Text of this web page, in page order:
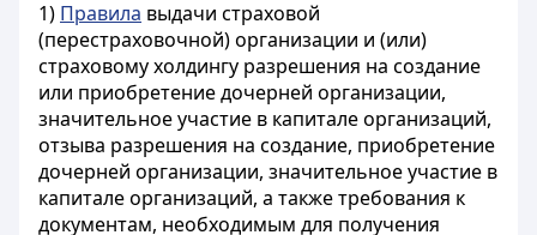
1) Правила выдачи страховой
(перестраховочной) организации и (или)
страховому холдингу разрешения на создание
или приобретение дочерней организации,
значительное участие в капитале организаций,
отзыва разрешения на создание, приобретение
дочерней организации, значительное участие в
капитале организаций, а также требования к
документам, необходимым для получения